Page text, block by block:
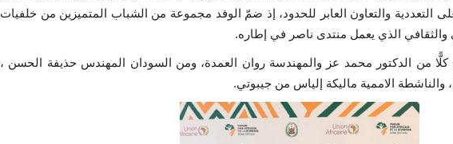
على التعددية والتعاون العابر للحدود، إذ ضمّ الوفد مجموعة من الشباب المتميزين من خلفيات
والثقافي الذي يعمل منتدى ناصر في إطاره.
من الدكتور محمد عز والمهندسة روان العمدة، ومن السودان المهندس حذيفة الحسن ،
والناشطة الاممية ماليكة إلياس من جيبوتي.